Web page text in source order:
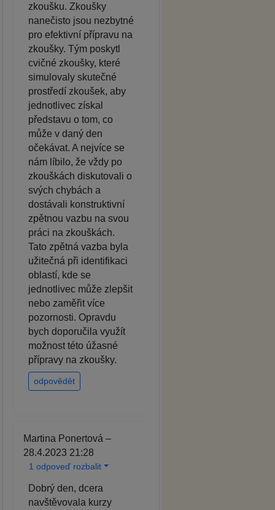
zkoušku. Zkoušky
nanečisto jsou nezbytné
pro efektivní přípravu na
zkoušky. Tým poskytl
cvičné zkoušky, které
simulovaly skutečné
prostředí zkoušek, aby
jednotlivec získal
představu o tom, co
může v daný den
očekávat. A nejvíce se
nám líbilo, že vždy po
zkouškách diskutovali o
svých chybách a
dostávali konstruktivní
zpětnou vazbu na svou
práci na zkouškách.
Tato zpětná vazba byla
užitečná při identifikaci
oblastí, kde se
jednotlivec může zlepšit
nebo zaměřit více
pozornosti. Opravdu
bych doporučila využít
možnost této úžasné
přípravy na zkoušky.
odpovědět
Martina Ponertová –
28.4.2023 21:28
1 odpoveď rozbalit
Dobrý den, dcera
navštěvovala kurzy